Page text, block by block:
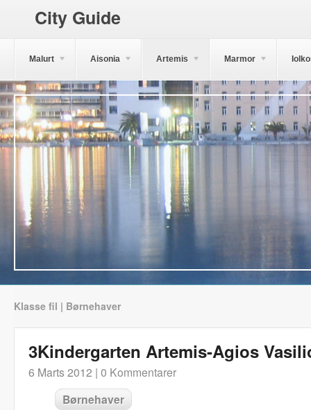
City Guide
Malurt Aisonia Artemis Marmor
Klasse fil | Børnehaver
3Kindergarten Artemis-Agios
6 Marts 2012 | 0 Kommentarer
Børnehaver